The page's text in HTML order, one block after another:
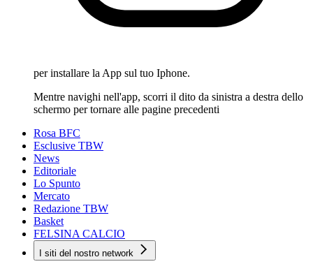
per installare la App sul tuo Iphone.
Mentre navighi nell'app, scorri il dito da sinistra a destra dello
schermo per tornare alle pagine precedenti
Rosa BFC
Esclusive TBW
News
Editoriale
Lo Spunto
Mercato
Redazione TBW
Basket
FELSINA CALCIO
I siti del nostro network